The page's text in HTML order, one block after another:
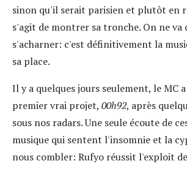
sinon qu'il serait parisien et plutôt en
s'agit de montrer sa tronche. On ne va
s'acharner: c'est définitivement la
sa place.
Il y a quelques jours seulement, le MC
premier vrai projet, 00h92, après
sous nos radars. Une seule écoute de
musique qui sentent l'insomnie et la
nous combler: Rufyo réussit l'exploit